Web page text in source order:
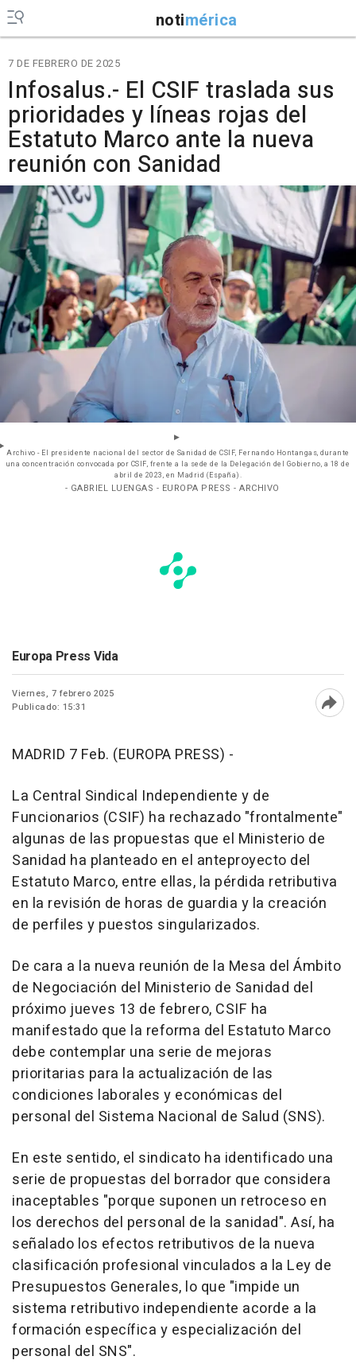
notimérica
7 DE FEBRERO DE 2025
Infosalus.- El CSIF traslada sus
prioridades y líneas rojas del
Estatuto Marco ante la nueva
reunión con Sanidad
Archivo - El presidente nacional del sector de Sanidad de CSIF, Fernando Hontangas, durante
una concentración convocada por CSIF, frente a la sede de la Delegación del Gobierno, a 18 de
abril de 2023, en Madrid (España).
- GABRIEL LUENGAS - EUROPA PRESS - ARCHIVO
Europa Press Vida
Viernes, 7 febrero 2025
Publicado: 15:31
MADRID 7 Feb. (EUROPA PRESS) -
La Central Sindical Independiente y de
Funcionarios (CSIF) ha rechazado "frontalmente"
algunas de las propuestas que el Ministerio de
Sanidad ha planteado en el anteproyecto del
Estatuto Marco, entre ellas, la pérdida retributiva
en la revisión de horas de guardia y la creación
de perfiles y puestos singularizados.
De cara a la nueva reunión de la Mesa del Ámbito
de Negociación del Ministerio de Sanidad del
próximo jueves 13 de febrero, CSIF ha
manifestado que la reforma del Estatuto Marco
debe contemplar una serie de mejoras
prioritarias para la actualización de las
condiciones laborales y económicas del
personal del Sistema Nacional de Salud (SNS).
En este sentido, el sindicato ha identificado una
serie de propuestas del borrador que considera
inaceptables "porque suponen un retroceso en
los derechos del personal de la sanidad". Así, ha
señalado los efectos retributivos de la nueva
clasificación profesional vinculados a la Ley de
Presupuestos Generales, lo que "impide un
sistema retributivo independiente acorde a la
formación específica y especialización del
personal del SNS".